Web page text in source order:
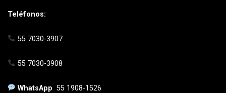
Teléfonos:
55 7030-3907
55 7030-3908
WhatsApp55 1908-1526